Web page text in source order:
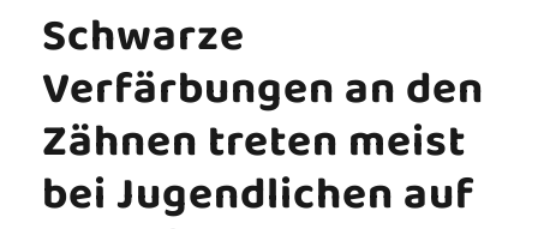
Schwarze
Verfärbungen an den
Zähnen treten meist
bei Jugendlichen auf